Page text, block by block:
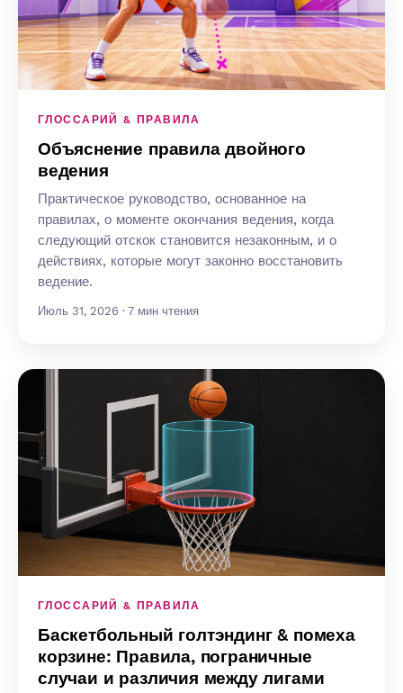
ГЛОССАРИЙ & ПРАВИЛА
Объяснение правила двойного
ведения
Практическое руководство, основанное на
правилах, о моменте окончания ведения, когда
следующий отскок становится незаконным, и о
действиях, которые могут законно восстановить
ведение.
Июль 31, 2026 · 7 мин чтения
ГЛОССАРИЙ & ПРАВИЛА
Баскетбольный голтэндинг & помеха
корзине: Правила, пограничные
случаи и различия между лигами